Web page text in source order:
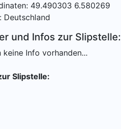
49.490303 6.580269
Deutschland
und Infos zur Slipstelle:
keine Info vorhanden...
Slipstelle: